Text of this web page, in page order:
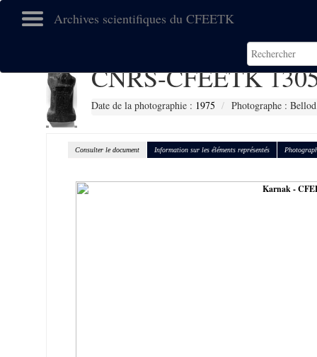
Archives scientifiques du CFEETK
CNRS-CFEETK
Date de la photographie : 1975 Photographe :
Consulter le document Information sur les éléments représentés